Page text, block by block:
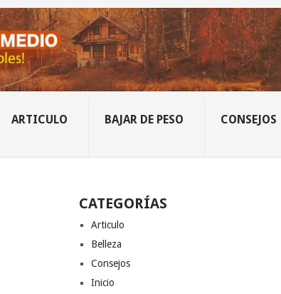
ARTICULO BAJAR DE PESO CONSEJOS
CATEGORÍAS
Articulo
Belleza
Consejos
Inicio